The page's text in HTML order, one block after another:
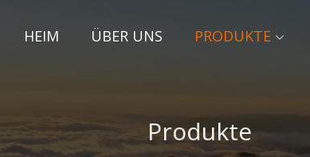
HEIM ÜBER UNS PRODUKTE
Produkte